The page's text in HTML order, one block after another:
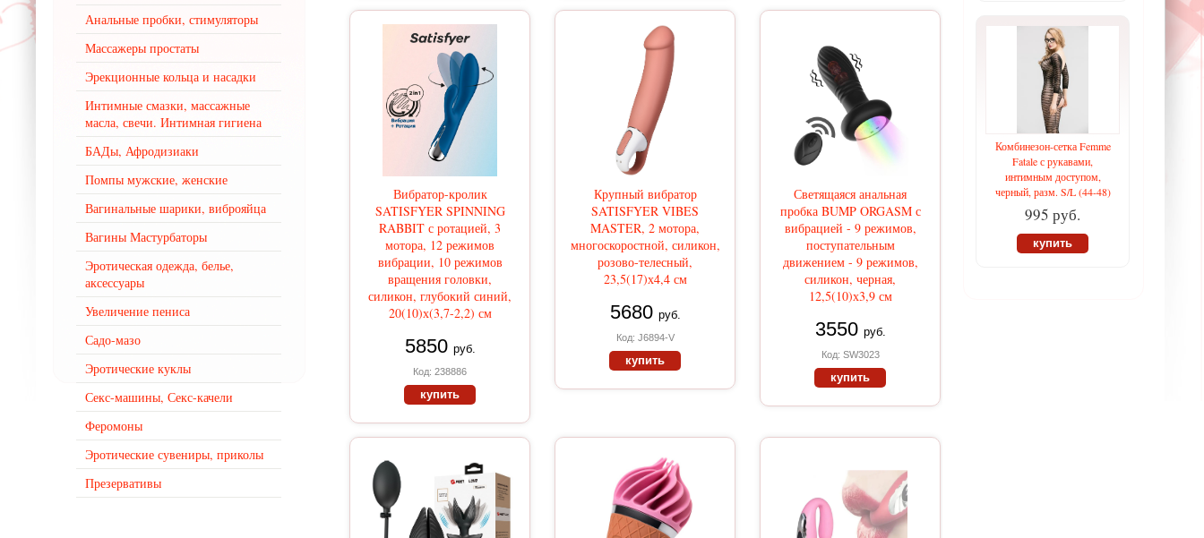
Вибратор-кролик
SATISFYER SPINNING
RABBIT с ротацией, 3
мотора, 12 режимов
вибрации, 10 режимов
вращения головки,
силикон, глубокий синий,
20(10)х(3,7-2,2) см
5850 руб.
Код: 238886
купить
Крупный вибратор
SATISFYER VIBES
MASTER, 2 мотора,
многоскоростной, силикон,
розово-телесный,
23,5(17)х4,4 см
5680 руб.
Код: J6894-V
купить
Светящаяся анальная
пробка BUMP ORGASM с
вибрацией - 9 режимов,
поступательным
движением - 9 режимов,
силикон, черная,
12,5(10)х3,9 см
3550 руб.
Код: SW3023
купить
Комбинезон-сетка Femme
Fatale с рукавами,
интимным доступом,
черный, разм. S/L (44-48)
995 руб.
купить
Анальные пробки, стимуляторы
Массажеры простаты
Эрекционные кольца и насадки
Интимные смазки, массажные
масла, свечи. Интимная гигиена
БАДы, Афродизиаки
Помпы мужские, женские
Вагинальные шарики, виброяйца
Вагины Мастурбаторы
Эротическая одежда, белье,
аксессуары
Увеличение пениса
Садо-мазо
Эротические куклы
Секс-машины, Секс-качели
Феромоны
Эротические сувениры, приколы
Презервативы